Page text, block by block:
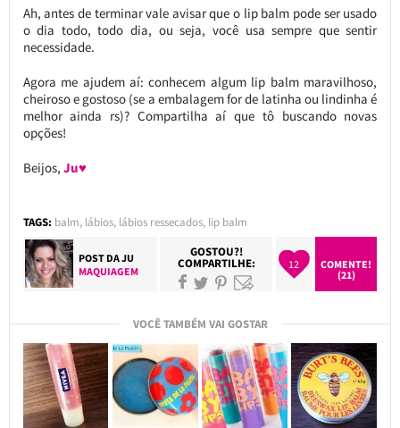
Ah, antes de terminar vale avisar que o lip balm pode ser usado
o dia todo, todo dia, ou seja, você usa sempre que sentir
necessidade.
Agora me ajudem aí: conhecem algum lip balm maravilhoso,
cheiroso e gostoso (se a embalagem for de latinha ou lindinha é
melhor ainda rs)? Compartilha aí que tô buscando novas
opções!
Beijos, Ju♥
TAGS: balm, lábios, lábios ressecados, lip balm
POST DAJU
MAQUIAGEM
GOSTOU?!
COMPARTILHE: 12
COMENTE!
(21)
VOCÊ TAMBÉM VAI GOSTAR